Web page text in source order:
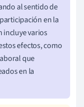
al sentido de
en la
incluye varios
efectos, como
que
en la